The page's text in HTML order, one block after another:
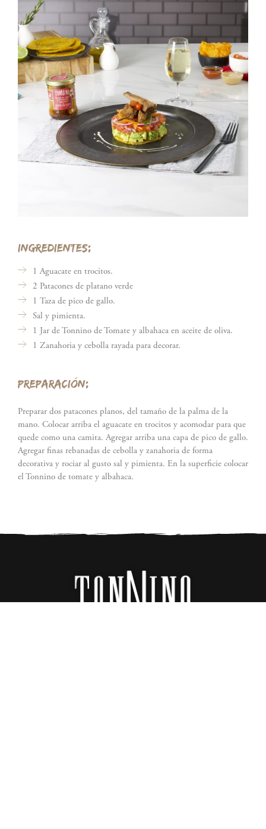
INGREDIENTES:
1 Aguacate en trocitos.
2 Patacones de platano verde
1 Taza de pico de gallo.
Sal y pimienta.
1 Jar de Tonnino de Tomate y albahaca en aceite de oliva.
1 Zanahoria y cebolla rayada para decorar.
PREPARACIÓN:
Preparar dos patacones planos, del tamaño de la palma de la
mano. Colocar arriba el aguacate en trocitos y acomodar para que
quede como una camita. Agregar arriba una capa de pico de gallo.
Agregar finas rebanadas de cebolla y zanahoria de forma
decorativa y rociar al gusto sal y pimienta. En la superficie colocar
el Tonnino de tomate y albahaca.